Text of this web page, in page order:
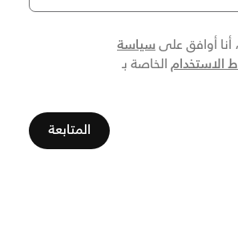
أنا أوافق علىسياسة
الاستخدام الخاصة بـ
المتابعة